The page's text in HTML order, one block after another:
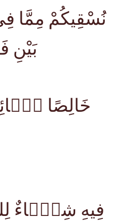
نُسْقِيكُمْ مِمَّا
بَيْنِ
فِيهِ شِفَۤاءٌ